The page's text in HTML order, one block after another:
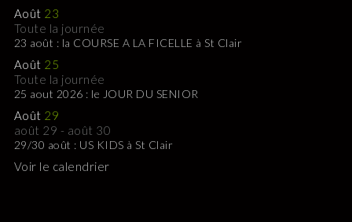
Août 23
Toute la journée
23 août : la COURSE A LA FICELLE à St Clair
Août 25
Toute la journée
25 aout 2026 : le JOUR DU SENIOR
Août 29
août 29 - août 30
29/30 août : US KIDS à St Clair
Voir le calendrier